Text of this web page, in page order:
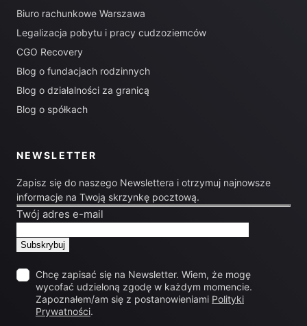
Biuro rachunkowe Warszawa
Legalizacja pobytu i pracy cudzoziemców
CGO Recovery
Blog o fundacjach rodzinnych
Blog o działalności za granicą
Blog o spółkach
NEWSLETTER
Zapisz się do naszego Newslettera i otrzymuj najnowsze
informacje na Twoją skrzynkę pocztową.
Twój adres e-mail
Chcę zapisać się na Newsletter. Wiem, że mogę
wycofać udzieloną zgodę w każdym momencie.
Zapoznałem/am się z postanowieniami Polityki
Prywatności.